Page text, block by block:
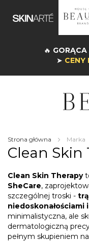
🔥
➤ CENY
Strona główna Marka
Clean Skin
Clean Skin Therapy
SheCare,
szczególnej troski -
minimalistyczna, ale
dermatologiczną
pełnym skupieniem